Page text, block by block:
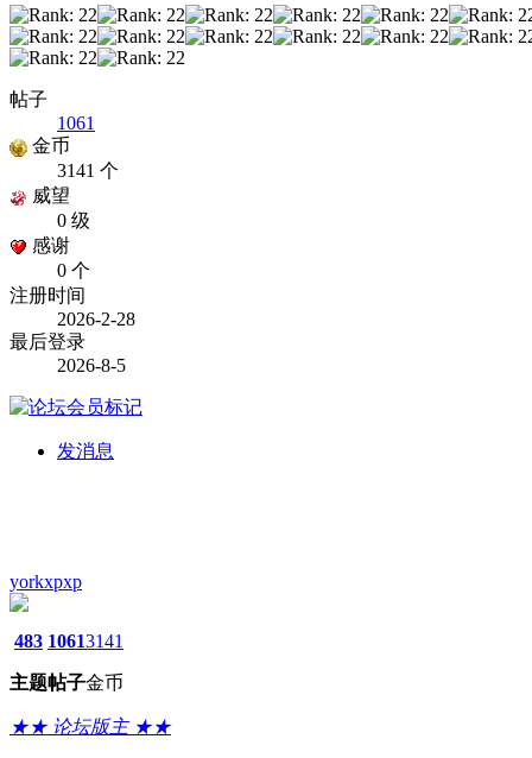
帖子
1061
金币
3141 个
威望
0 级
感谢
0 个
注册时间
2026-2-28
最后登录
2026-8-5
发消息
yorkxpxp
483
主题
1061
帖子
3141
金币
★★ 论坛版主 ★★